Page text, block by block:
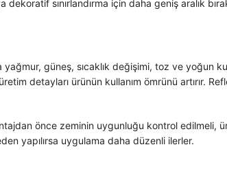
sınırlandırma için daha geniş aralık
güneş, sıcaklık değişimi, toz ve yoğun
detayları ürünün kullanım ömrünü artırır.
önce zeminin uygunluğu kontrol edilmeli,
yapılırsa uygulama daha düzenli ilerler.